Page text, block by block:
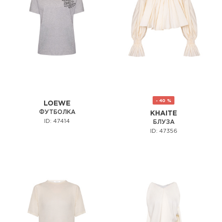
LOEWE
ФУТБОЛКА
ID: 47414
- 40 %
KHAITE
БЛУЗА
ID: 47356